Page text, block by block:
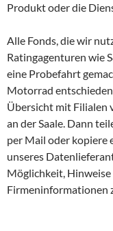
Produkt oder die
Alle Fonds, die wir
Ratingagenturen wie
eine Probefahrt
Motorrad
Übersicht mit Filialen
an der Saale. Dann
per Mail oder kopiere
unseres
Möglichkeit,
Firmeninformationen